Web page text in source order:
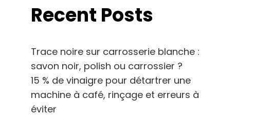
Recent Posts
Trace noire sur carrosserie blanche :
savon noir, polish ou carrossier ?
15 % de vinaigre pour détartrer une
machine à café, rinçage et erreurs à
éviter